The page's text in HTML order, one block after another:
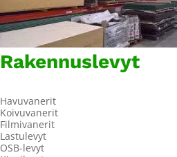
Rakennuslevyt
Havuvanerit
Koivuvanerit
Filmivanerit
Lastulevyt
OSB-levyt